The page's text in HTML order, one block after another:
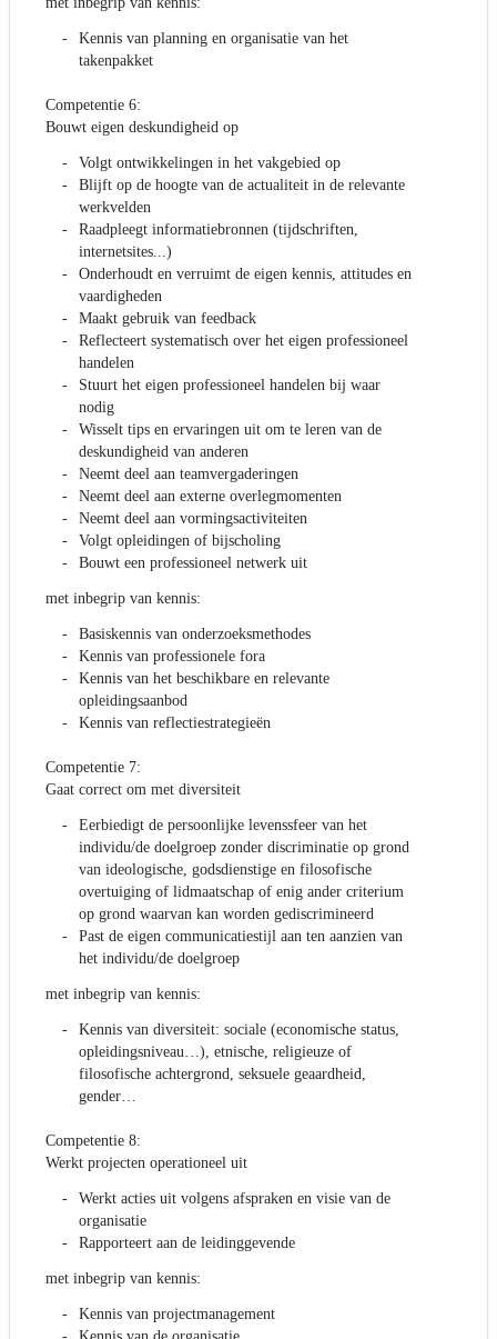
Kennis van planning en organisatie van het
takenpakket
Competentie 6:
Bouwt eigen deskundigheid op
Volgt ontwikkelingen in het vakgebied op
Blijft op de hoogte van de actualiteit in de relevante
werkvelden
Raadpleegt informatiebronnen (tijdschriften,
internetsites...)
Onderhoudt en verruimt de eigen kennis, attitudes en
vaardigheden
Maakt gebruik van feedback
Reflecteert systematisch over het eigen professioneel
handelen
Stuurt het eigen professioneel handelen bij waar
nodig
Wisselt tips en ervaringen uit om te leren van de
deskundigheid van anderen
Neemt deel aan teamvergaderingen
Neemt deel aan externe overlegmomenten
Neemt deel aan vormingsactiviteiten
Volgt opleidingen of bijscholing
Bouwt een professioneel netwerk uit
met inbegrip van kennis:
Basiskennis van onderzoeksmethodes
Kennis van professionele fora
Kennis van het beschikbare en relevante
opleidingsaanbod
Kennis van reflectiestrategieën
Competentie 7:
Gaat correct om met diversiteit
Eerbiedigt de persoonlijke levenssfeer van het
individu/de doelgroep zonder discriminatie op grond
van ideologische, godsdienstige en filosofische
overtuiging of lidmaatschap of enig ander criterium
op grond waarvan kan worden gediscrimineerd
Past de eigen communicatiestijl aan ten aanzien van
het individu/de doelgroep
met inbegrip van kennis:
Kennis van diversiteit: sociale (economische status,
opleidingsniveau…), etnische, religieuze of
filosofische achtergrond, seksuele geaardheid,
gender…
Competentie 8:
Werkt projecten operationeel uit
Werkt acties uit volgens afspraken en visie van de
organisatie
Rapporteert aan de leidinggevende
met inbegrip van kennis:
Kennis van projectmanagement